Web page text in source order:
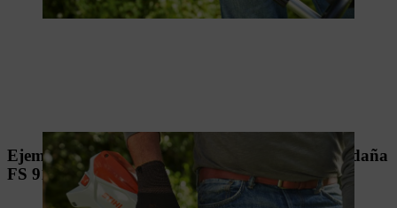
Ejemplo de proceso de arranque de la motoguadaña
FS 91